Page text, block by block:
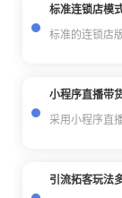
标准连锁店模
标准的连锁店
小程序直播带
采用小程序直
引流拓客玩法